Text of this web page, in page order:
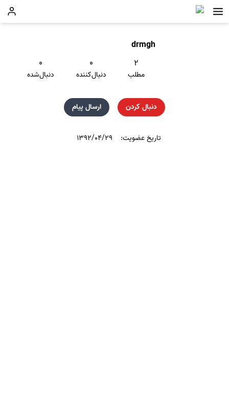
drmgh
۲
مطلب
۰
دنبال‌کننده
۰
دنبال‌شده
دنبال کردن ارسال پیام
تاریخ عضویت: ۱۳۹۲/۰۴/۲۹